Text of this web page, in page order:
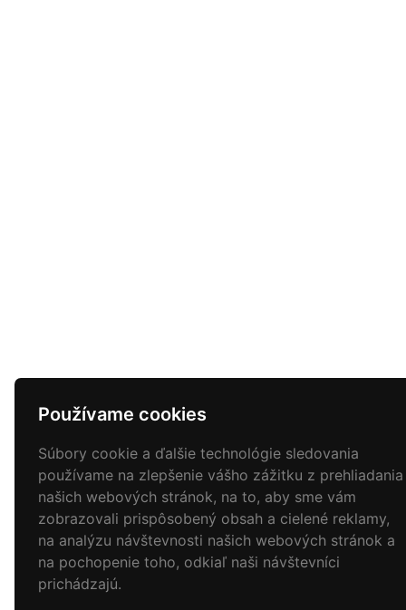
Používame cookies
Súbory cookie a ďalšie technológie sledovania
používame na zlepšenie vášho zážitku z prehliadania
našich webových stránok, na to, aby sme vám
zobrazovali prispôsobený obsah a cielené reklamy,
na analýzu návštevnosti našich webových stránok a
na pochopenie toho, odkiaľ naši návštevníci
prichádzajú.